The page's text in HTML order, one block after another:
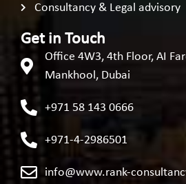
Consultancy & Legal advisory
Get in Touch
Office 4W3, 4th Floor, AI
Mankhool, Dubai
+971 58 143 0666
+971-4-2986501
info@www.rank-